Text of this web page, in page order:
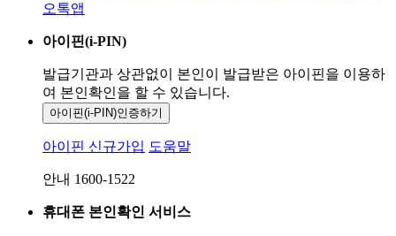
오톡앱
아이핀(i-PIN)
발급기관과 상관없이 본인이 발급받은 아이핀을 이용하
여 본인확인을 할 수 있습니다.
아이핀(i-PIN)인증하기
아이핀 신규가입 도움말
안내 1600-1522
휴대폰 본인확인 서비스